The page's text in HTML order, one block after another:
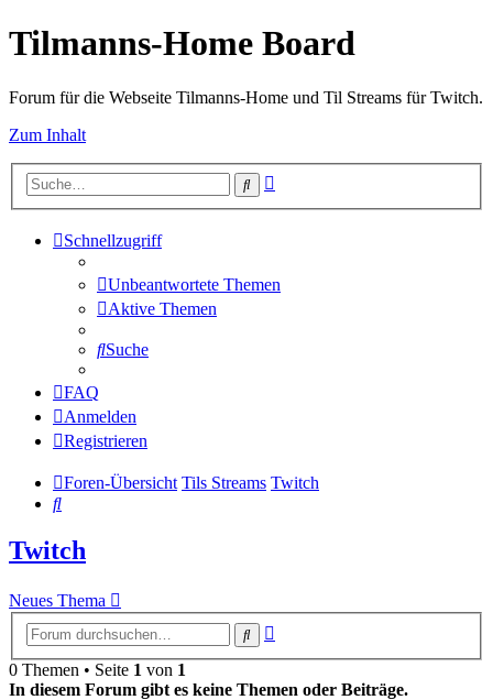
Tilmanns-Home Board
Forum für die Webseite Tilmanns-Home und Til Streams für Twitch.
Zum Inhalt
Suche
Schnellzugriff
Unbeantwortete Themen
Aktive Themen
Suche
FAQ
Anmelden
Registrieren
Foren-Übersicht Tils Streams Twitch
Suche
Twitch
Neues Thema
Suche
0 Themen • Seite 1 von 1
In diesem Forum gibt es keine Themen oder Beiträge.